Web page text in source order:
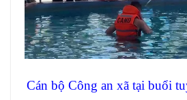
Cán bộ Công an xã tại buổi